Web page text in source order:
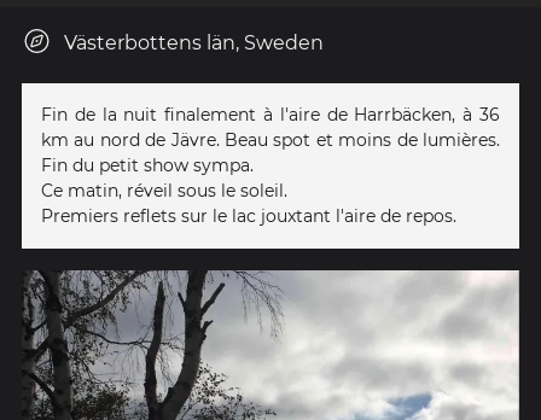
Västerbottens län, Sweden
Fin de la nuit finalement à l'aire de Harrbäcken, à 36
km au nord de Jävre. Beau spot et moins de lumières.
Fin du petit show sympa.
Ce matin, réveil sous le soleil.
Premiers reflets sur le lac jouxtant l'aire de repos.